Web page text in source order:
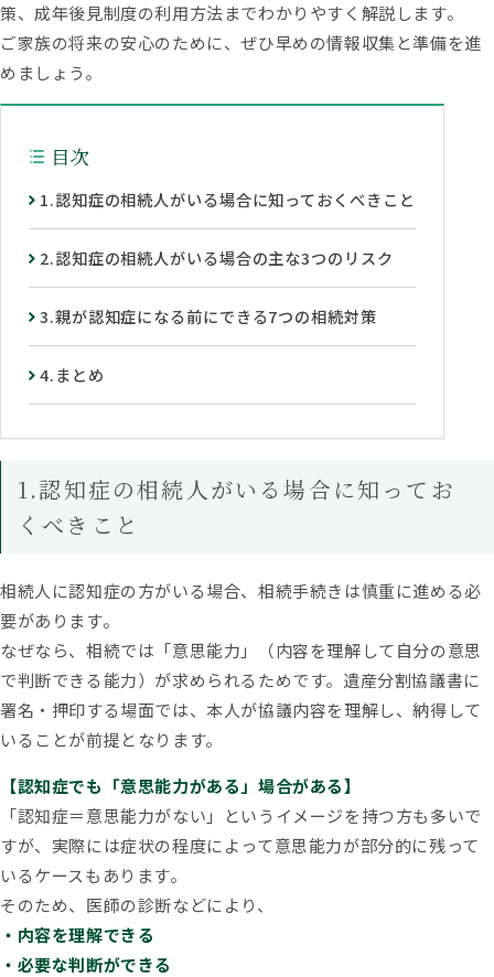
策、成年後見制度の利用方法までわかりやすく解説します。
ご家族の将来の安心のために、ぜひ早めの情報収集と準備を進
めましょう。
目次
1.認知症の相続人がいる場合に知っておくべきこと
2.認知症の相続人がいる場合の主な3つのリスク
3.親が認知症になる前にできる7つの相続対策
4.まとめ
1.認知症の相続人がいる場合に知ってお
くべきこと
相続人に認知症の方がいる場合、相続手続きは慎重に進める必
要があります。
なぜなら、相続では「意思能力」（内容を理解して自分の意思
で判断できる能力）が求められるためです。遺産分割協議書に
署名・押印する場面では、本人が協議内容を理解し、納得して
いることが前提となります。
【認知症でも「意思能力がある」場合がある】
「認知症＝意思能力がない」というイメージを持つ方も多いで
すが、実際には症状の程度によって意思能力が部分的に残って
いるケースもあります。
そのため、医師の診断などにより、
・内容を理解できる
・必要な判断ができる